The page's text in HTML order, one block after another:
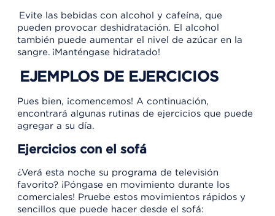
Evite las bebidas con alcohol y cafeína, que
pueden provocar deshidratación. El alcohol
también puede aumentar el nivel de azúcar en la
sangre. ¡Manténgase hidratado!
EJEMPLOS DE EJERCICIOS
Pues bien, ¡comencemos! A continuación,
encontrará algunas rutinas de ejercicios que puede
agregar a su día.
Ejercicios con el sofá
¿Verá esta noche su programa de televisión
favorito? ¡Póngase en movimiento durante los
comerciales! Pruebe estos movimientos rápidos y
sencillos que puede hacer desde el sofá: